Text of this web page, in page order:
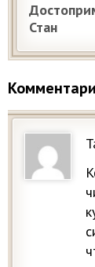
Стан